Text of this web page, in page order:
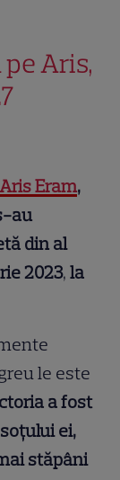
Aris,
Aris Eram,
au
din al
2023, la
le este
a fost
ei,
stăpâni